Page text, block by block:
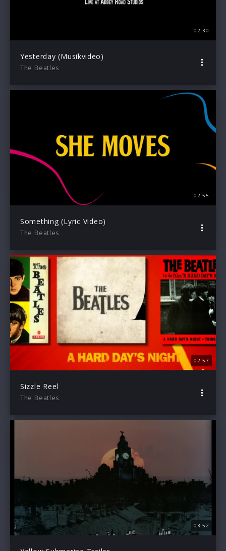
02:30
Yesterday (Musikvideo)
The Beatles
02:55
Something (Lyric Video)
The Beatles
02:57
Sizzle Reel
The Beatles
03:52